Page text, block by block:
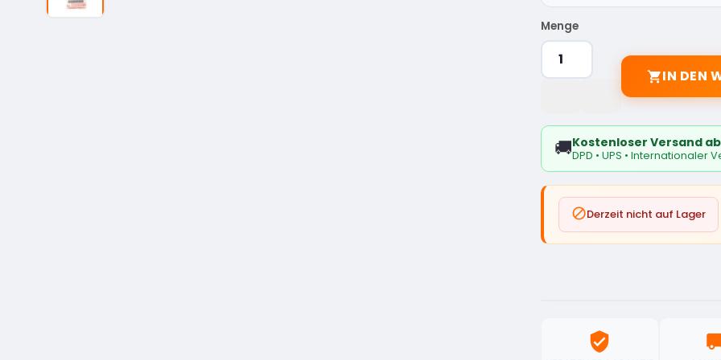
Menge
IN DEN
🚚Kostenloser Versand
DPD • UPS • Internationaler
Derzeit nicht auf Lager
verified_user